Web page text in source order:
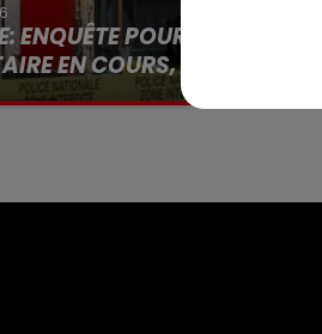
ENQUÊTE POUR HOMICIDE
EN COURS, APRÈS LA...
éléments, le logement